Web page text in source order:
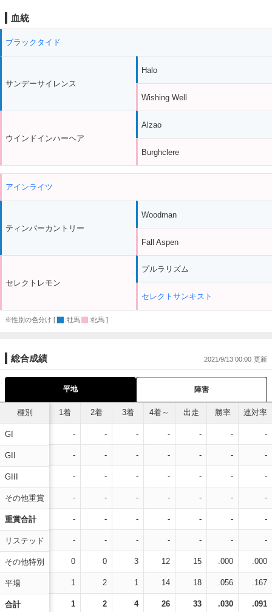
血統
ブラックタイド
サンデーサイレンス
ウインドインハーヘア
Halo
Wishing Well
Alzao
Burghclere
アインライツ
ティンバーカントリー
セレクトレモン
Woodman
Fall Aspen
プルラリズム
セレクトサンキスト
※性別の色分け [ :牡馬 :牝馬 ]
総合成績 2021/9/13 00:00
平地 障害
種別
GI
GII
GIII
その他重賞
重賞合計
リステッド
その他特別
平場
合計
1着 2着 3着 4着～ 出走 勝率 連対率
- - - - - - -
- - - - - - -
- - - - - - -
- - - - - - -
- - - - - - -
- - - - - - -
0 0 3 12 15 .000 .000
1 2 1 14 18 .056 .167
1 2 4 26 33 .030 .091